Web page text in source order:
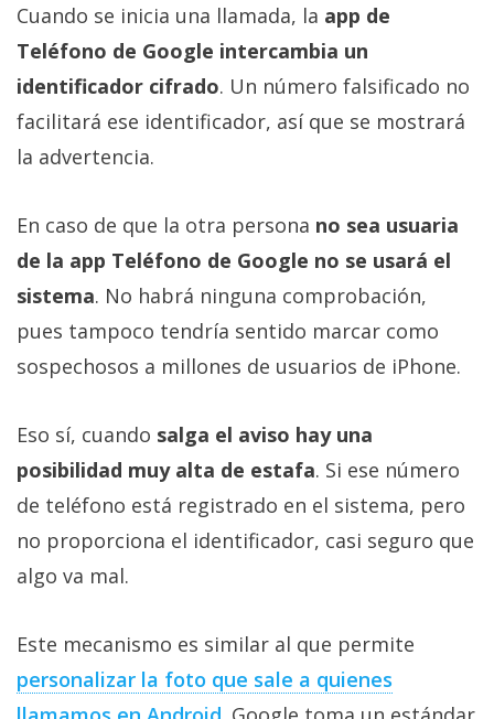
Cuando se inicia una llamada, la app de
Teléfono de Google intercambia un
identificador cifrado. Un número falsificado no
facilitará ese identificador, así que se mostrará
la advertencia.
En caso de que la otra persona no sea usuaria
de la app Teléfono de Google no se usará el
sistema. No habrá ninguna comprobación,
pues tampoco tendría sentido marcar como
sospechosos a millones de usuarios de iPhone.
Eso sí, cuando salga el aviso hay una
posibilidad muy alta de estafa. Si ese número
de teléfono está registrado en el sistema, pero
no proporciona el identificador, casi seguro que
algo va mal.
Este mecanismo es similar al que permite
personalizar la foto que sale a quienes